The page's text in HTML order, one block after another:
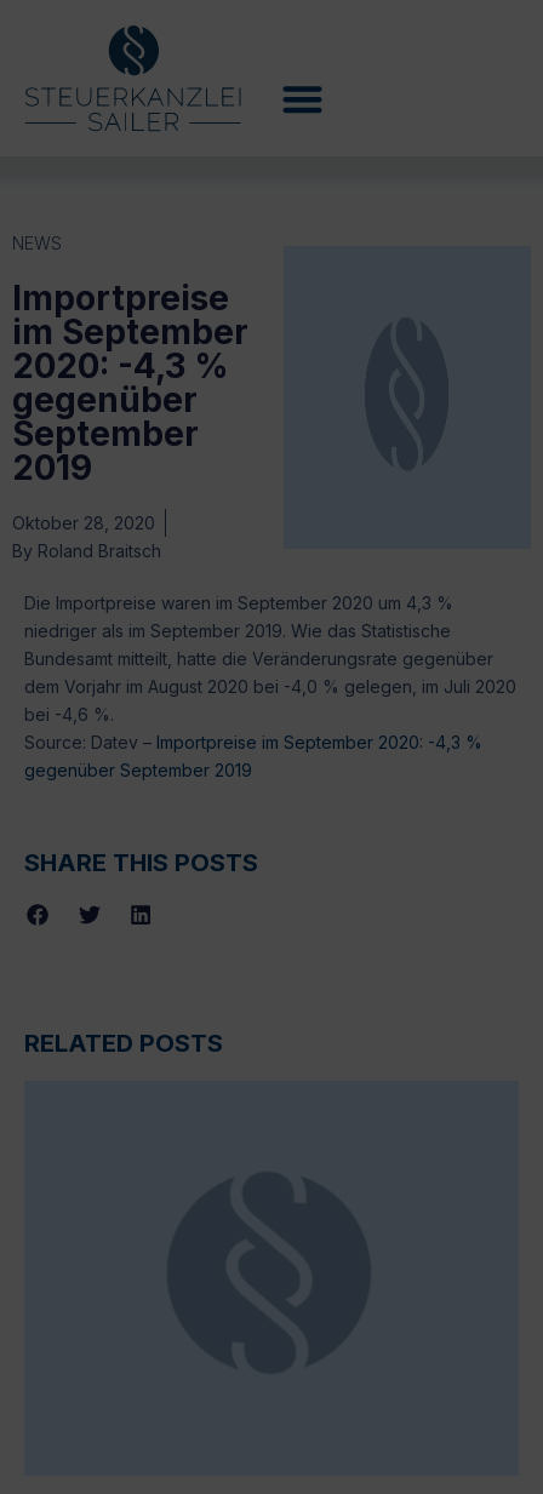
NEWS
Importpreise
im September
2020: -4,3 %
gegenüber
September
2019
Oktober 28, 2020
By Roland Braitsch
Die Importpreise waren im September 2020 um 4,3 %
niedriger als im September 2019. Wie das Statistische
Bundesamt mitteilt, hatte die Veränderungsrate gegenüber
dem Vorjahr im August 2020 bei -4,0 % gelegen, im Juli 2020
bei -4,6 %.
Source: Datev – Importpreise im September 2020: -4,3 %
gegenüber September 2019
SHARE THIS POSTS
RELATED POSTS